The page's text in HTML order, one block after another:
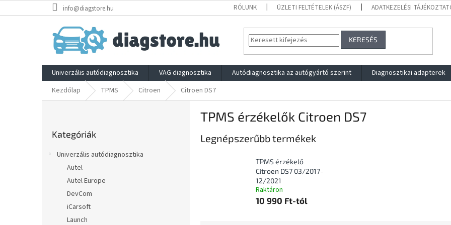
a
info@diagstore.hu RÓLUNK ÜZLETI FELTÉTELEK (ÁSZF) ADATKEZELÉSI
KERESÉS
Univerzális autódiagnosztika VAG diagnosztika Autódiagnosztika az autógyártó szerint Diagnosztikai adapterek
Kezdőlap
TPMS Citroen Citroen DS7
átugrása
Kategóriák
Univerzális autódiagnosztika
Autel
Autel Europe
DevCom
iCarsoft
Launch
TPMS érzékelők Citroen DS7
Legnépszerűbb termékek
TPMS érzékelő
Citroen DS7 03/2017-
12/2021
Raktáron
10 990 Ft-tól